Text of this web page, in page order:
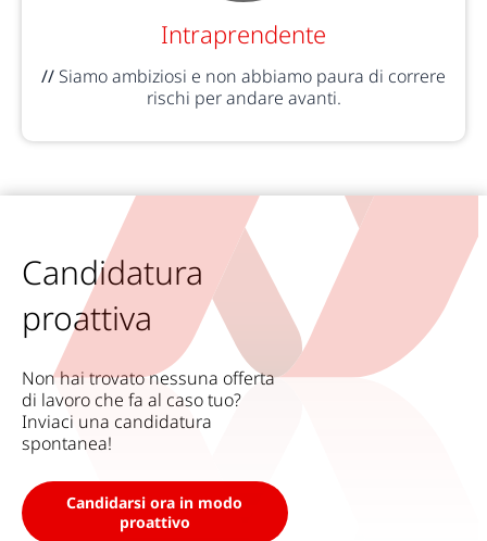
Intraprendente
// Siamo ambiziosi e non abbiamo paura di correre
rischi per andare avanti.
Candidatura
proattiva
Non hai trovato nessuna offerta
di lavoro che fa al caso tuo?
Inviaci una candidatura
spontanea!
Candidarsi ora in modo
proattivo